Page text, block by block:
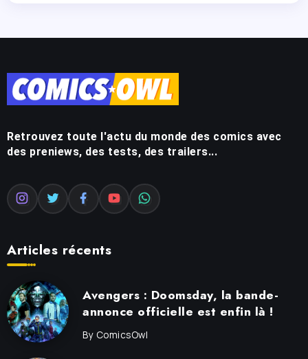
Retrouvez toute l'actu du monde des comics avec
des preniews, des tests, des trailers...
Articles récents
Avengers : Doomsday, la bande-
annonce officielle est enfin là !
By ComicsOwl